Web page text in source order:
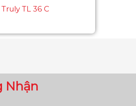
Truly TL 36 C
Nhận